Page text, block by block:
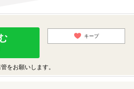
キープ
をお願いします。